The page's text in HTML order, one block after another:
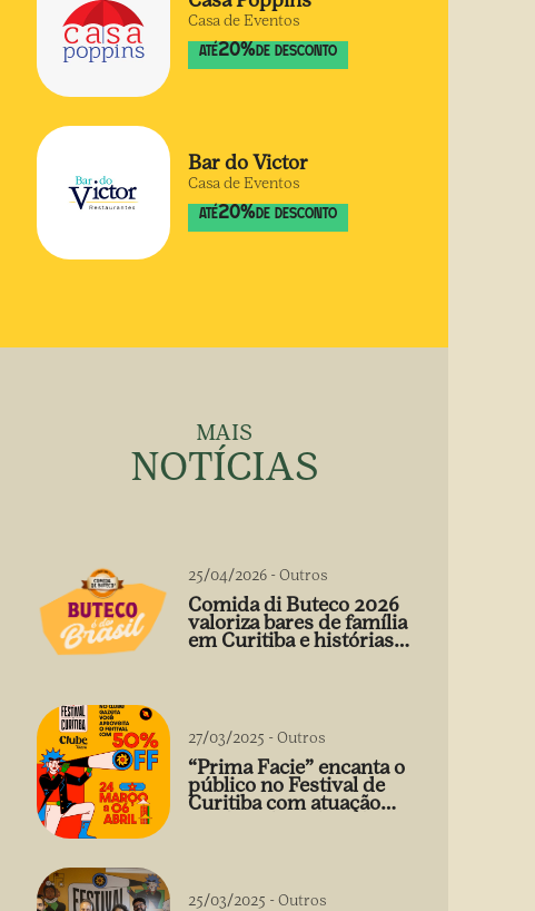
Casa de Eventos
ATÉ20%DE DESCONTO
Bar do Victor
Casa de Eventos
ATÉ20%DE DESCONTO
MAIS
NOTÍCIAS
25/04/2026 -Outros
Comida di Buteco 2026
valoriza bares de família
em Curitiba e histórias
27/03/2025 -Outros
“Prima Facie” encanta o
público no Festival de
Curitiba com atuação
arrebatadora de Débora
25/03/2025 -Outros